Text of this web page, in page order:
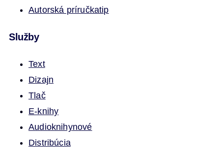
Autorská príručkatip
Služby
Text
Dizajn
Tlač
E-knihy
Audioknihynové
Distribúcia